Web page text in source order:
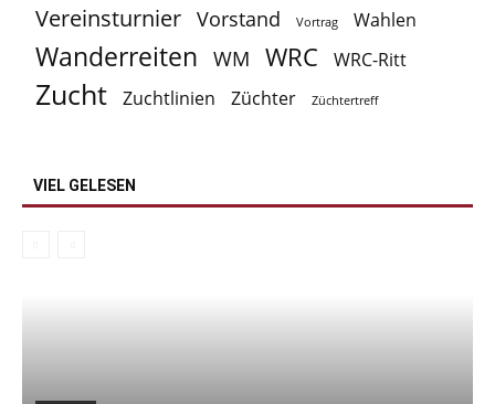
Vereinsturnier Vorstand Vortrag Wahlen
Wanderreiten WM WRC WRC-Ritt
Zucht Zuchtlinien Züchter Züchtertreff
VIEL GELESEN